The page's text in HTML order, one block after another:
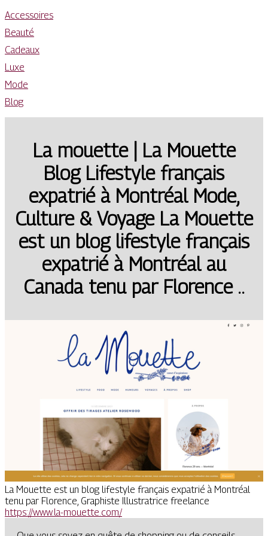
Accessoires
Beauté
Cadeaux
Luxe
Mode
Blog
La mouette | La Mouette
Blog Lifestyle français
expatrié à Montréal Mode,
Culture & Voyage La Mouette
est un blog lifestyle français
expatrié à Montréal au
Canada tenu par Florence ..
La Mouette est un blog lifestyle français expatrié à Montréal
tenu par Florence, Graphiste Illustratrice freelance
https://www.la-mouette.com/